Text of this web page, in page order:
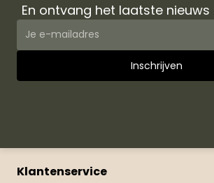
En ontvang het laatste
Klantenservice